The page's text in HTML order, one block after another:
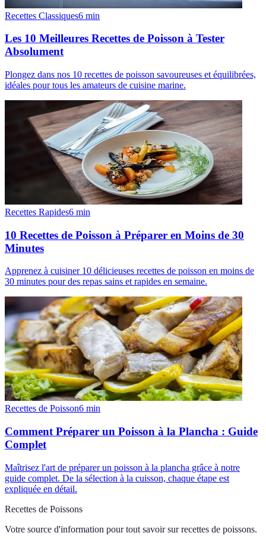
Recettes Classiques6 min
Les 10 Meilleures Recettes de Poisson à Tester
Absolument
Plongez dans nos 10 recettes de poisson savoureuses et équilibrées,
idéales pour tous les amateurs de cuisine marine.
Recettes Rapides6 min
10 Recettes de Poisson à Préparer en Moins de 30
Minutes
Apprenez à cuisiner 10 délicieuses recettes de poisson en moins de
30 minutes pour des repas sains et rapides en semaine.
Recettes de Poisson6 min
Comment Préparer un Poisson à la Plancha : Guide
Complet
Maîtrisez l'art de préparer un poisson à la plancha grâce à notre
guide complet. De la sélection à la cuisson, chaque étape est
expliquée en détail.
Recettes de Poissons
Votre source d'information pour tout savoir sur recettes de poissons.